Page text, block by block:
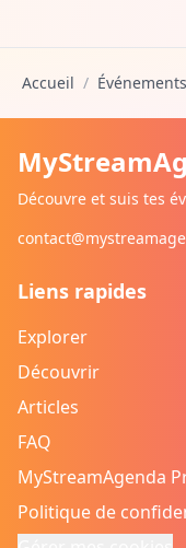
Accueil / Événements
Découvre et suis tes
Liens rapides
Explorer
Découvrir
Articles
FAQ
MyStreamAgenda
Politique de